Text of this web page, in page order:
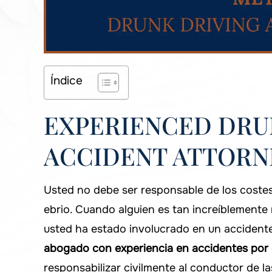
Índice
EXPERIENCED
ACCIDENT
Usted no debe ser responsable de los
ebrio. Cuando alguien es tan
usted ha estado involucrado en un
abogado con experiencia en accidentes
responsabilizar civilmente al conductor de